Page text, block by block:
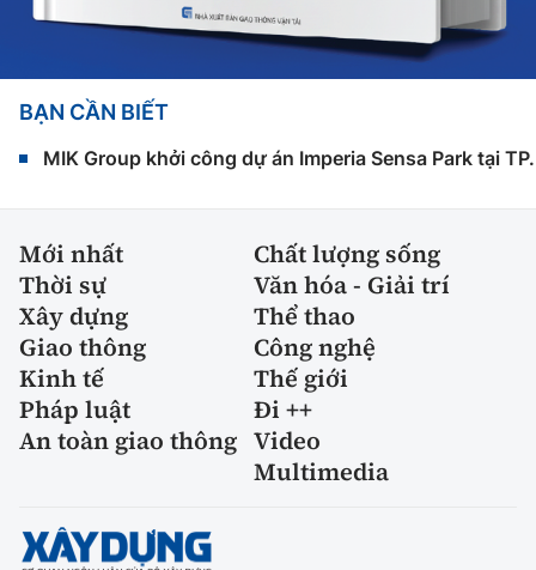
BẠN CẦN BIẾT
MIK Group khởi công dự án Imperia Sensa Park tại
Mới nhất
Chất lượng sống
Thời sự
Văn hóa - Giải trí
Xây dựng
Thể thao
Giao thông
Công nghệ
Kinh tế
Thế giới
Pháp luật
Đi ++
An toàn giao thông Video
Multimedia